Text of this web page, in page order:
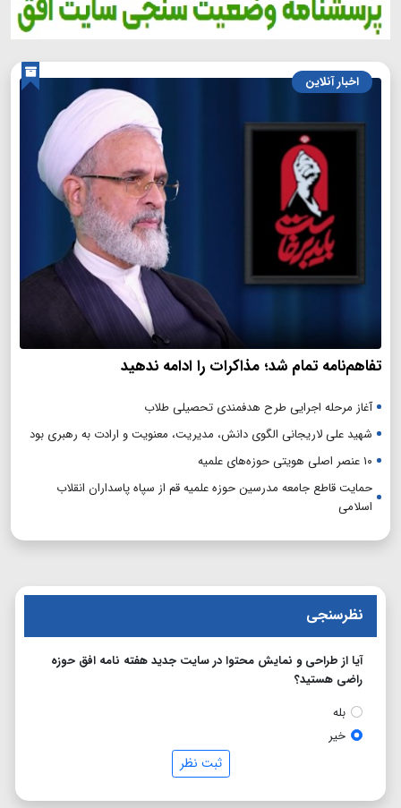
اخبار آنلاین
تفاهم‌نامه تمام شد؛ مذاکرات را ادامه ندهید
آغاز مرحله اجرایی طرح هدفمندی تحصیلی طلاب
شهید علی لاریجانی الگوی دانش، مدیریت، معنویت و ارادت به رهبری بود
۱۰ عنصر اصلی هویتی حوزه‌های علمیه
حمایت قاطع جامعه مدرسین حوزه علمیه قم از سپاه پاسداران انقلاب
اسلامی
نظرسنجی
آیا از طراحی و نمایش محتوا در سایت جدید هفته نامه افق حوزه
راضی هستید؟
بله
خیر
ثبت نظر